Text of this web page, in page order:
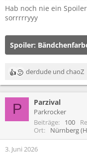
Hab noch nie ein
sorrrrryyy
Spoiler:
R
e
i
n
derdude und chaoZ
P Parzival
Parkrocker
Beiträge
100
Ort
Nürnberg
3. Juni 2026